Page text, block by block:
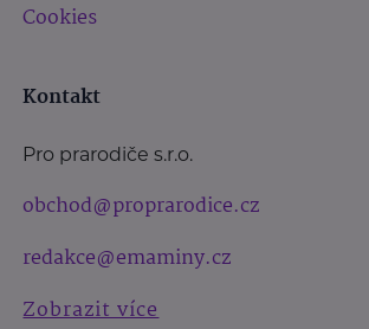
Cookies
Kontakt
Pro prarodiče s.r.o.
obchod@proprarodice.cz
redakce@emaminy.cz
Zobrazit více